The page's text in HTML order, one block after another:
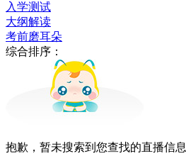
入学测试
大纲解读
考前磨耳朵
综合排序：
抱歉，暂未搜索到您查找的直播信息